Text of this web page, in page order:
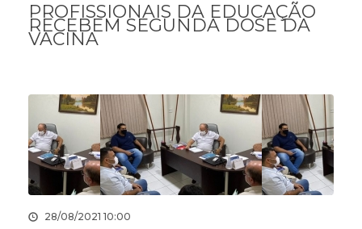
PROFISSIONAIS DA EDUCAÇÃO
RECEBEM SEGUNDA DOSE DA
VACINA
28/08/2021 10:00